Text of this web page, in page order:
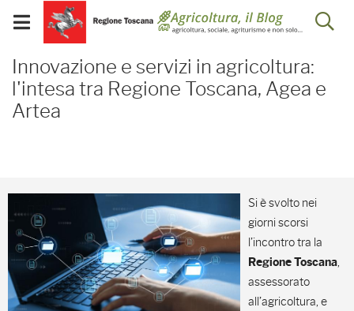
Skip to Main Content
Visualizza/chiudi
menu
mobile
Innovazione e servizi in
Innovazione e servizi in agricoltura:
l'intesa tra Regione Toscana, Agea e
Artea
Si è svolto nei
giorni scorsi
l’incontro tra la
Regione Toscana,
assessorato
all’agricoltura, e